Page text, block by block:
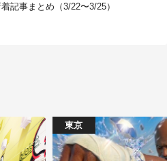
記事まとめ（3/22〜3/25）
東京